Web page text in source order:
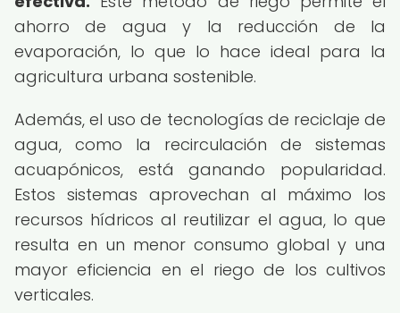
ahorro de agua y la reducción de la
evaporación, lo que lo hace ideal para la
agricultura urbana sostenible.
Además, el uso de tecnologías de reciclaje de
agua, como la recirculación de sistemas
acuapónicos, está ganando popularidad.
Estos sistemas aprovechan al máximo los
recursos hídricos al reutilizar el agua, lo que
resulta en un menor consumo global y una
mayor eficiencia en el riego de los cultivos
verticales.